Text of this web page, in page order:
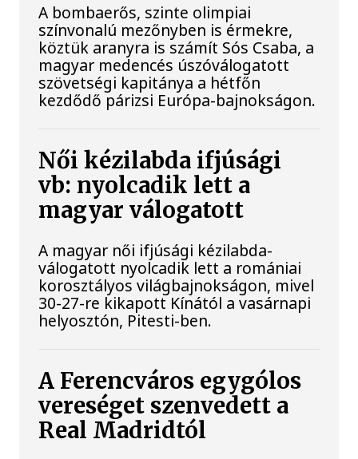
A bombaerős, szinte olimpiai
színvonalú mezőnyben is érmekre,
köztük aranyra is számít Sós Csaba, a
magyar medencés úszóválogatott
szövetségi kapitánya a hétfőn
kezdődő párizsi Európa-bajnokságon.
Női kézilabda ifjúsági
vb: nyolcadik lett a
magyar válogatott
A magyar női ifjúsági kézilabda-
válogatott nyolcadik lett a romániai
korosztályos világbajnokságon, mivel
30-27-re kikapott Kínától a vasárnapi
helyosztón, Pitesti-ben.
A Ferencváros egygólos
vereséget szenvedett a
Real Madridtól